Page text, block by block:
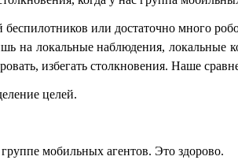
или достаточно много
на локальные наблюдения,
избегать столкновения. Наше
целей.
мобильных агентов. Это здорово.